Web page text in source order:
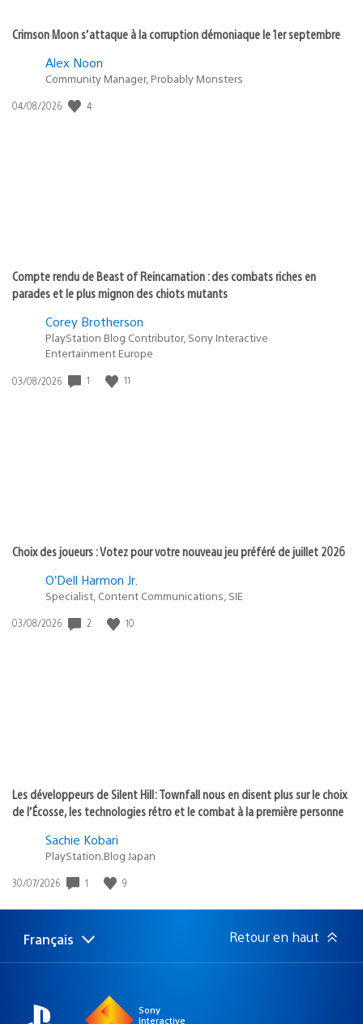
Crimson Moon s’attaque à la corruption démoniaque le 1er septembre
Alex Noon
Community Manager, Probably Monsters
Date
04/08/2026 4
Compte rendu de Beast of Reincarnation : des combats riches en
parades et le plus mignon des chiots mutants
Corey Brotherson
PlayStation Blog Contributor, Sony Interactive
Entertainment Europe
Date
03/08/2026 1 11
Choix des joueurs : Votez pour votre nouveau jeu préféré de juillet 2026
O’Dell Harmon Jr.
Specialist, Content Communications, SIE
Date
03/08/2026 2 10
Les développeurs de Silent Hill: Townfall nous en disent plus sur le choix
de l’Écosse, les technologies rétro et le combat à la première personne
Sachie Kobari
PlayStation.Blog Japan
Date
publication
30/07/2026 1 9
Choisir
une
Région
actuelle
Français Retour en haut
Sony
Interactive